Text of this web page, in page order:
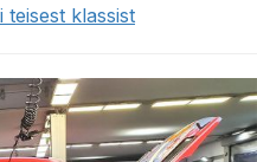
teisest klassist